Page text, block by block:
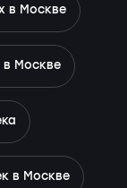
в Москве
в Москве
в Москве